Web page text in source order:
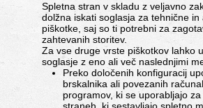
Spletna stran v skladu z veljavno
dolžna iskati soglasja za tehnične in
piškotke, saj so ti potrebni za
zahtevanih storitev.
Za vse druge vrste piškotkov lahko
soglasje z eno ali več naslednjimi
Preko določenih konfiguracij
brskalnika ali povezanih
programov, ki se uporabljajo